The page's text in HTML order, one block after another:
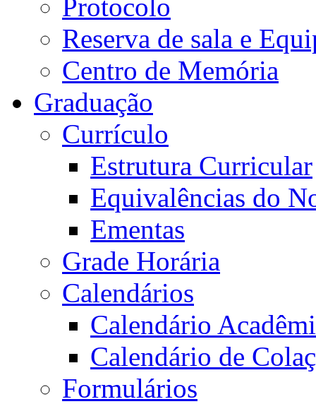
Protocolo
Reserva de sala e
Centro de Memória
Graduação
Currículo
Estrutura Curricular
Equivalências do
Ementas
Grade Horária
Calendários
Calendário
Calendário de
Formulários